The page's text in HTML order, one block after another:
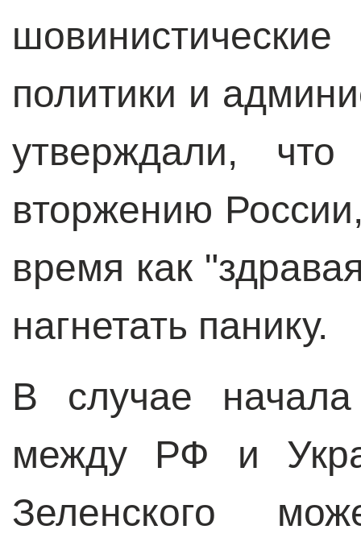
политики и
утверждали,
вторжению
время как
нагнетать панику.
В случае
между РФ и
Зеленского